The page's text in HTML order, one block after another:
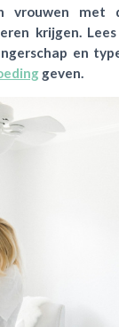
vrouwen met
krijgen.
en
geven.